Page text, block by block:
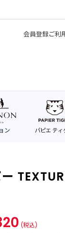
会員登録ご利
(税込)